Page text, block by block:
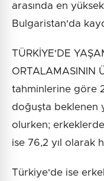
arasında en
Bulgaristan'da
TÜRKİYE'DE
ORTALAMASININ
tahminlerine göre
doğuşta beklenen
olurken;
ise 76,2 yıl olarak
Türkiye'de ise